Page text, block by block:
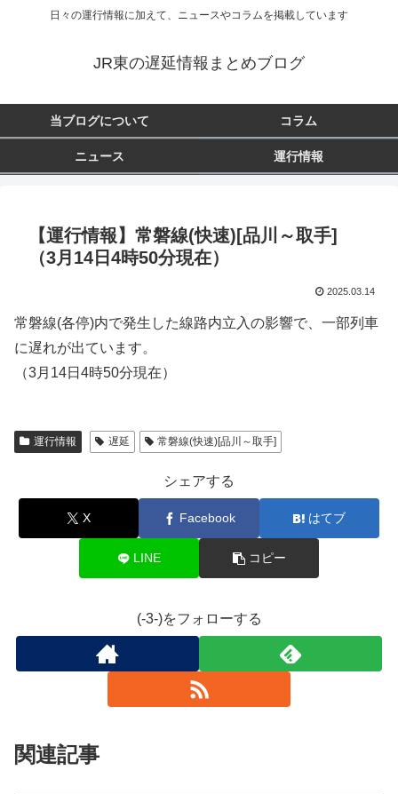
日々の運行情報に加えて、ニュースやコラムを掲載しています
JR東の遅延情報まとめブログ
当ブログについて コラム
ニュース 運行情報
【運行情報】常磐線(快速)[品川～取手]
（3月14日4時50分現在）
2025.03.14
常磐線(各停)内で発生した線路内立入の影響で、一部列車
に遅れが出ています。
（3月14日4時50分現在）
運行情報 遅延 常磐線(快速)[品川～取手]
シェアする
X Facebook はてブ
LINE コピー
(-3-)をフォローする
関連記事